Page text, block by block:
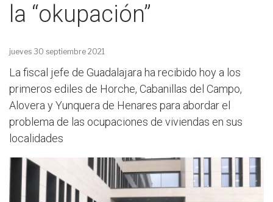
la “okupación”
jueves 30 septiembre 2021
La fiscal jefe de Guadalajara ha recibido hoy a los
primeros ediles de Horche, Cabanillas del Campo,
Alovera y Yunquera de Henares para abordar el
problema de las ocupaciones de viviendas en sus
localidades